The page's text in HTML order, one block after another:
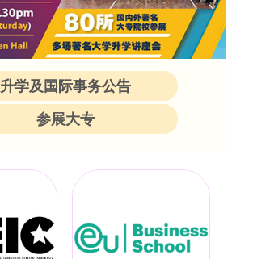
升学及国际事务公告
参展大专